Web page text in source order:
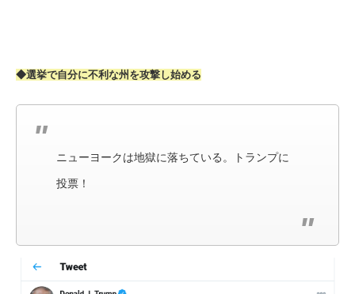
◆選挙で自分に不利な州を攻撃し始める
ニューヨークは地獄に落ちている。トランプに
投票！